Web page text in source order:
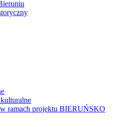
ramach projektu BIERUŃSKO